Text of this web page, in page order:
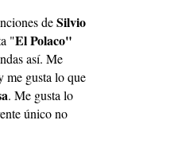
deSilvio
"El Polaco"
así. Me
me gusta lo que
. Me gusta lo
único no